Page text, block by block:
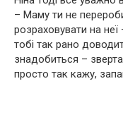
– Маму ти не
розраховувати на
тобі так рано
знадобиться –
просто так кажу,